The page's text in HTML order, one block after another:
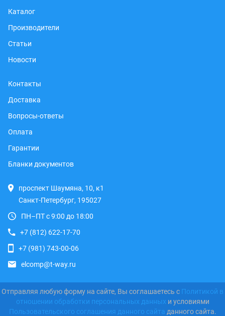
Каталог
Производители
Статьи
Новости
Контакты
Доставка
Вопросы-ответы
Оплата
Гарантии
Бланки документов
проспект Шаумяна, 10, к1
Санкт-Петербург, 195027
ПН–ПТ с 9:00 до 18:00
+7 (812) 622-17-70
+7 (981) 743-00-06
elcomp@t-way.ru
Отправляя любую форму на сайте, Вы соглашаетесь с Политикой в
отношении обработки персональных данных и условиями
Пользовательского соглашения данного сайта данного сайта.